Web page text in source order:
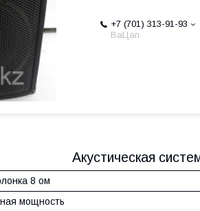
+7 (701) 313-91-93
ВаЦап
Акустическая
8 ом
мощность